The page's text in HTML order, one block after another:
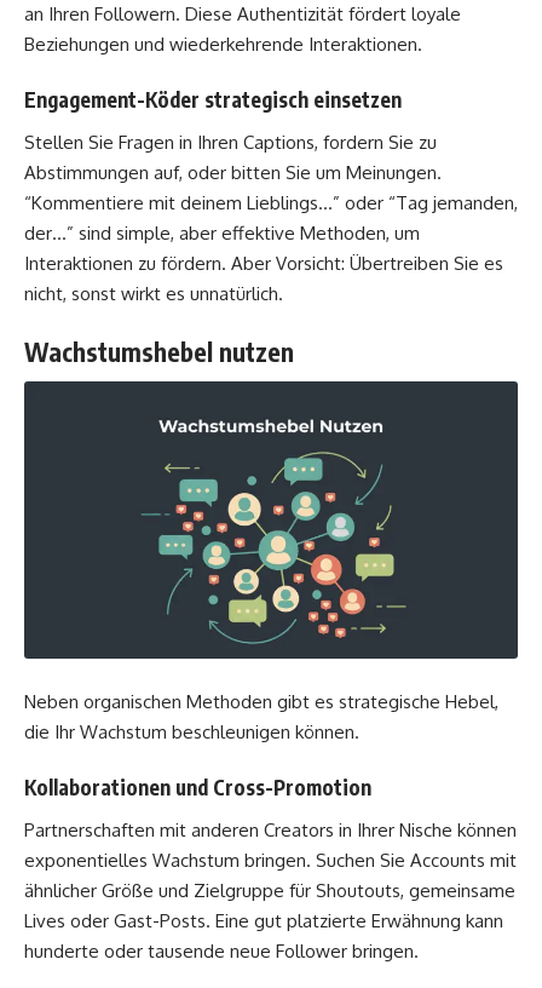
an Ihren Followern. Diese Authentizität fördert loyale
Beziehungen und wiederkehrende Interaktionen.
Engagement-Köder strategisch einsetzen
Stellen Sie Fragen in Ihren Captions, fordern Sie zu
Abstimmungen auf, oder bitten Sie um Meinungen.
“Kommentiere mit deinem Lieblings…” oder “Tag jemanden,
der…” sind simple, aber effektive Methoden, um
Interaktionen zu fördern. Aber Vorsicht: Übertreiben Sie es
nicht, sonst wirkt es unnatürlich.
Wachstumshebel nutzen
Neben organischen Methoden gibt es strategische Hebel,
die Ihr Wachstum beschleunigen können.
Kollaborationen und Cross-Promotion
Partnerschaften mit anderen Creators in Ihrer Nische können
exponentielles Wachstum bringen. Suchen Sie Accounts mit
ähnlicher Größe und Zielgruppe für Shoutouts, gemeinsame
Lives oder Gast-Posts. Eine gut platzierte Erwähnung kann
hunderte oder tausende neue Follower bringen.